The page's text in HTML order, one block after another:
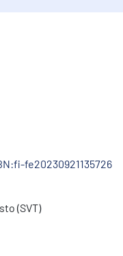
fe20230921135726
(SVT)